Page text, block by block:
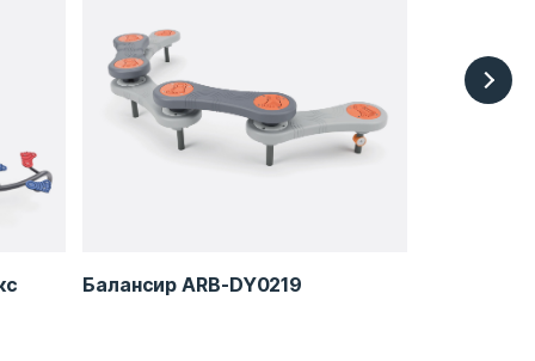
Балансир ARB-DY0219